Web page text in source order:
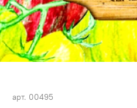
арт. 00495